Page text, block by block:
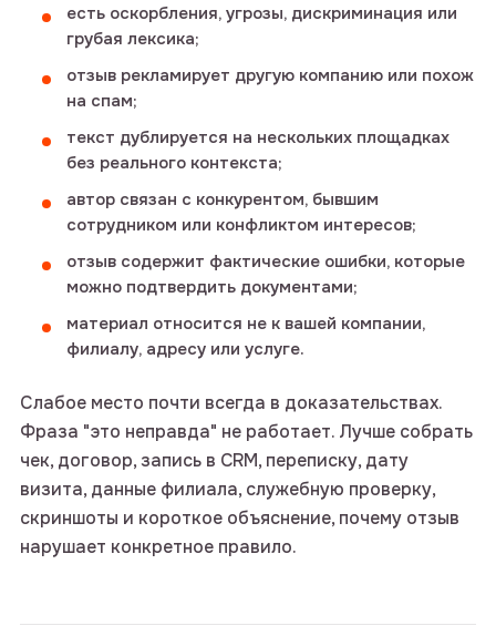
есть оскорбления, угрозы, дискриминация или
грубая лексика;
отзыв рекламирует другую компанию или похож
на спам;
текст дублируется на нескольких площадках
без реального контекста;
автор связан с конкурентом, бывшим
сотрудником или конфликтом интересов;
отзыв содержит фактические ошибки, которые
можно подтвердить документами;
материал относится не к вашей компании,
филиалу, адресу или услуге.
Слабое место почти всегда в доказательствах.
Фраза "это неправда" не работает. Лучше собрать
чек, договор, запись в CRM, переписку, дату
визита, данные филиала, служебную проверку,
скриншоты и короткое объяснение, почему отзыв
нарушает конкретное правило.